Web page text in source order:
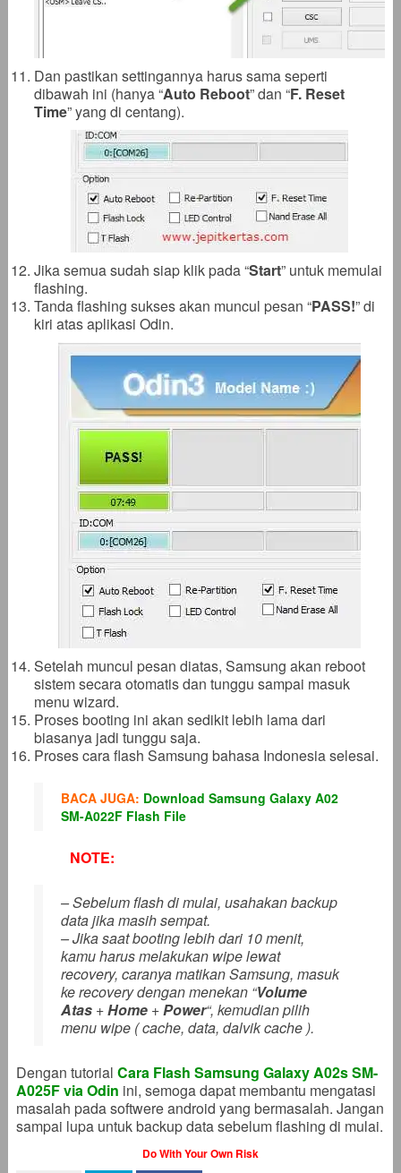
Dan pastikan settingannya harus sama seperti
dibawah ini (hanya “Auto Reboot” dan “F. Reset
Time” yang di centang).
Jika semua sudah siap klik pada “Start” untuk memulai
flashing.
Tanda flashing sukses akan muncul pesan “PASS!” di
kiri atas aplikasi Odin.
Setelah muncul pesan diatas, Samsung akan reboot
sistem secara otomatis dan tunggu sampai masuk
menu wizard.
Proses booting ini akan sedikit lebih lama dari
biasanya jadi tunggu saja.
Proses cara flash Samsung bahasa Indonesia selesai.
BACA JUGA: Download Samsung Galaxy A02
SM-A022F Flash File
NOTE:
– Sebelum flash di mulai, usahakan backup
data jika masih sempat.
– Jika saat booting lebih dari 10 menit,
kamu harus melakukan wipe lewat
recovery, caranya matikan Samsung, masuk
ke recovery dengan menekan “Volume
Atas+Home+Power“, kemudian pilih
menu wipe ( cache, data, dalvik cache ).
Dengan tutorial Cara Flash Samsung Galaxy A02s SM-
A025F via Odin ini, semoga dapat membantu mengatasi
masalah pada softwere android yang bermasalah. Jangan
sampai lupa untuk backup data sebelum flashing di mulai.
Do With Your Own Risk